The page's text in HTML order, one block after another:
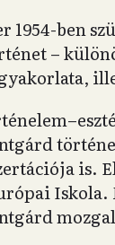
1954-ben
–
is.